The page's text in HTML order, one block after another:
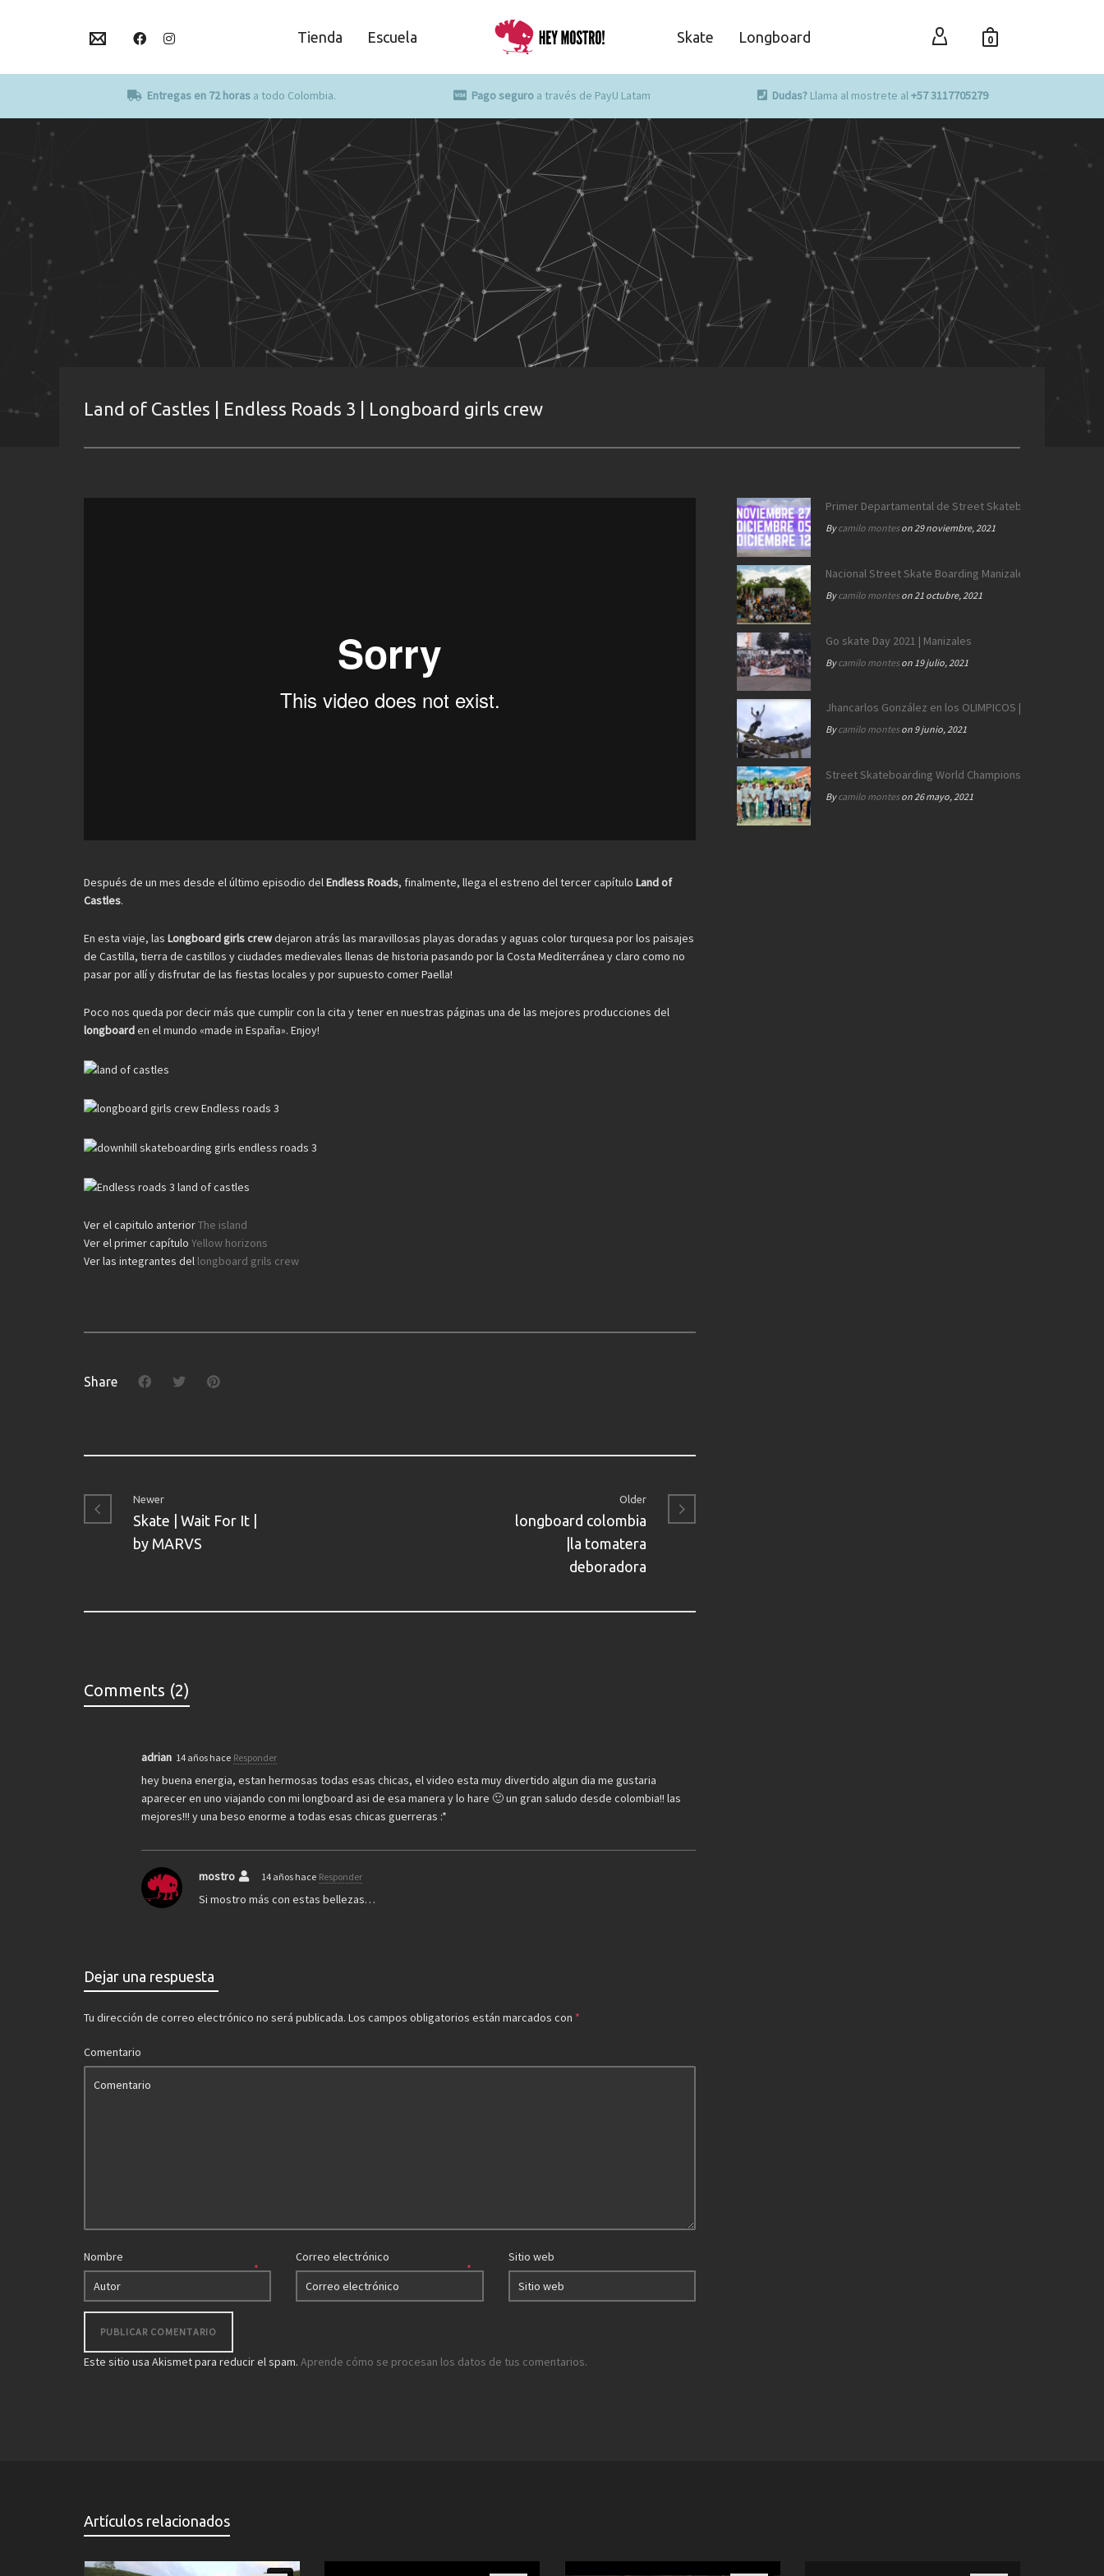
Tienda Escuela Skate Longboard 0
Entregas en 72 horas a todo Colombia. Pago seguro a través de PayU Latam Dudas?Llama al mostrete al+57 3117705279
Land of Castles | Endless Roads 3 | Longboard girls crew
Después de un mes desde el último episodio delEndless Roads, finalmente, llega el estreno del tercer capítulo Land of
Castles.
En esta viaje, las Longboard girls crewdejaron atrás las maravillosas playas doradas y aguas color turquesa por los paisajes
de Castilla, tierra de castillos y ciudades medievales llenas de historia pasando por la Costa Mediterránea y claro como no
pasar por allí y disfrutar de las fiestas locales y por supuesto comer Paella!
Poco nos queda por decir más que cumplir con la cita y tener en nuestras páginas una de las mejores producciones del
longboarden el mundo «made in España». Enjoy!
Ver el capitulo anteriorThe island
Ver el primer capítulo Yellow horizons
Ver las integrantes del longboard grils crew
Share
Newer
Skate | Wait For It |
by MARVS
Older
longboard colombia
|la tomatera
deboradora
Comments (2)
adrian 14 años hace Responder
hey buena energia, estan hermosas todas esas chicas, el video esta muy divertido algun dia me gustaria
aparecer en uno viajando con mi longboard asi de esa manera y lo hare 🙂 un gran saludo desde colombia!! las
mejores!!! y una beso enorme a todas esas chicas guerreras :*
mostro 14 años hace Responder
Si mostro más con estas bellezas…
Dejar una respuesta
Tu dirección de correo electrónico no será publicada. Los campos obligatorios están marcados con *
Comentario
Nombre
*
Correo electrónico
*
Sitio web
Este sitio usa Akismet para reducir el spam. Aprende cómo se procesan los datos de tus comentarios.
Primer Departamental de Street Skateboarding de
Bycamilo monteson 29 noviembre, 2021
Nacional Street Skate Boarding Manizales 172 años
Bycamilo monteson 21 octubre, 2021
Go skate Day 2021 | Manizales
Bycamilo monteson 19 julio, 2021
Jhancarlos González en los OLIMPICOS | Equipo SB
Bycamilo monteson 9 junio, 2021
Street Skateboarding World Championships Roma 2021
Bycamilo monteson 26 mayo, 2021
Artículos relacionados